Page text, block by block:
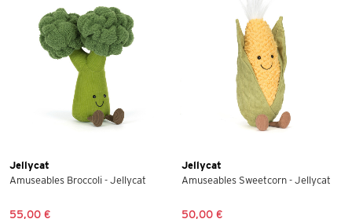
Jellycat
Amuseables Broccoli - Jellycat
55,00 €
Jellycat
Amuseables Sweetcorn - Jellycat
50,00 €